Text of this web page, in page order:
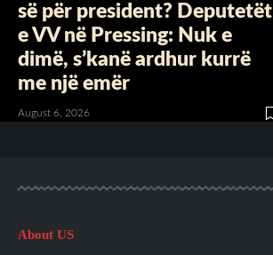
së për president? Deputetët
e VV në Pressing: Nuk e
dimë, s’kanë ardhur kurrë
me një emër
August 6, 2026
About US